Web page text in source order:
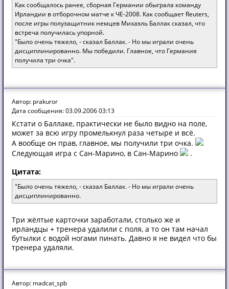
Как сообщалось ранее, сборная Германии обыграла команду
Ирландии в отборочном матче к ЧЕ-2008. Как сообщает Reuters,
после игры полузащитник немцев Михаэль Баллак сказал, что
встреча получилась упорной.
"Было очень тяжело, - сказал Баллак. - Но мы играли очень
дисциплинированно. Мы победили. Главное, что Германия
получила три очка".
Автор: prakuror
Дата сообщения: 03.09.2006 03:13
Кстати о Баллаке, практически не было видно на поле,
может за всю игру промелькнул раза четыре и всё.
А вообще он прав, главное, мы получили три очка.
Следующая игра с Сан-Марино, в Сан-Марино
.
Цитата:
"Было очень тяжело, - сказал Баллак. - Но мы играли очень
дисциплинированно.
Три жёлтые карточки заработали, столько же и
ирландцы + тренера удалили с поля, а то он там начал
бутылки с водой ногами пинать. Давно я не видел что бы
тренера удаляли.
Автор: madcat_spb